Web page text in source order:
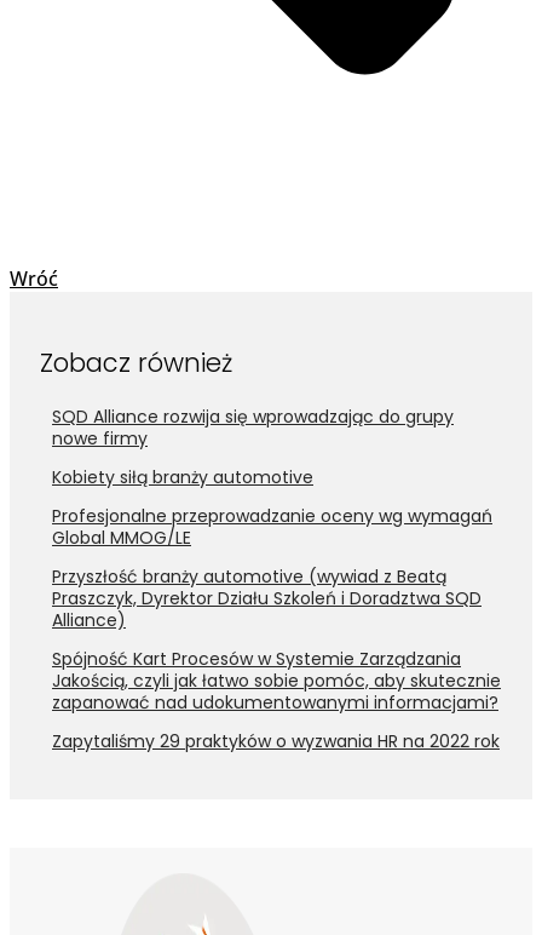
Wróć
Zobacz również
SQD Alliance rozwija się wprowadzając do grupy
nowe firmy
Kobiety siłą branży automotive
Profesjonalne przeprowadzanie oceny wg wymagań
Global MMOG/LE
Przyszłość branży automotive (wywiad z Beatą
Praszczyk, Dyrektor Działu Szkoleń i Doradztwa SQD
Alliance)
Spójność Kart Procesów w Systemie Zarządzania
Jakością, czyli jak łatwo sobie pomóc, aby skutecznie
zapanować nad udokumentowanymi informacjami?
Zapytaliśmy 29 praktyków o wyzwania HR na 2022 rok